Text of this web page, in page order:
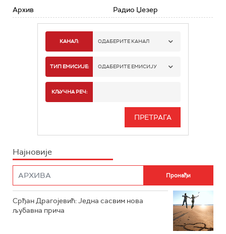
Архив Радио Џезер
КАНАЛ: ОДАБЕРИТЕ КАНАЛ
РАДИО БЕОГРАД 1
РАДИО БЕОГРАД 3
РАДИО РОКЕНРОЛЕР
ТИП ЕМИСИЈЕ: ОДАБЕРИТЕ ЕМИСИЈУ
ИНФО
КЉУЧНА РЕЧ:
Најновије
Срђан Драгојевић: Једна сасвим нова
љубавна прича